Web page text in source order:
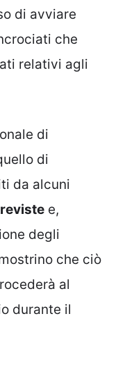
di avviare
che
relativi agli
di
di
da alcuni
e,
degli
che ciò
al
durante il